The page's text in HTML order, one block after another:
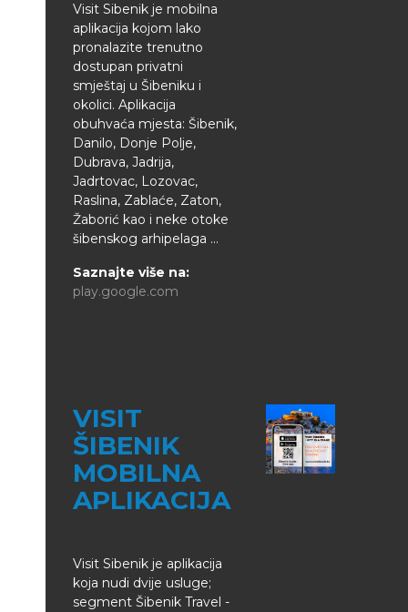
Visit Sibenik je mobilna
aplikacija kojom lako
pronalazite trenutno
dostupan privatni
smještaj u Šibeniku i
okolici. Aplikacija
obuhvaća mjesta: Šibenik,
Danilo, Donje Polje,
Dubrava, Jadrija,
Jadrtovac, Lozovac,
Raslina, Zablaće, Zaton,
Žaborić kao i neke otoke
šibenskog arhipelaga ...
Saznajte više na:
play.google.com
VISIT
ŠIBENIK
MOBILNA
APLIKACIJA
Visit Sibenik je aplikacija
koja nudi dvije usluge;
segment Šibenik Travel -